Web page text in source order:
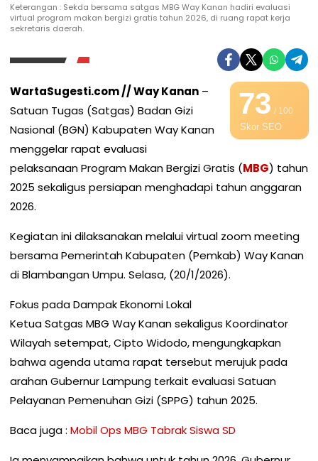
Keterangan : Sekda bersama satgas MBG Way Kanan hadiri evaluasi
virtual program makan bergizi gratis tahun 2026, di ruang rapat kerja
sekretaris daerah.
73/ 100
Skor SEO
WartaSugesti.com // Way Kanan –
Satuan Tugas (Satgas) Badan Gizi
Nasional (BGN) Kabupaten Way Kanan
menggelar rapat evaluasi
pelaksanaan Program Makan Bergizi Gratis (MBG) tahun
2025 sekaligus persiapan menghadapi tahun anggaran
2026.
Kegiatan ini dilaksanakan melalui virtual zoom meeting
bersama Pemerintah Kabupaten (Pemkab) Way Kanan
di Blambangan Umpu. Selasa, (20/1/2026).
Fokus pada Dampak Ekonomi Lokal
Ketua Satgas MBG Way Kanan sekaligus Koordinator
Wilayah setempat, Cipto Widodo, mengungkapkan
bahwa agenda utama rapat tersebut merujuk pada
arahan Gubernur Lampung terkait evaluasi Satuan
Pelayanan Pemenuhan Gizi (SPPG) tahun 2025.
Baca juga : Mobil Ops MBG Tabrak Siswa SD